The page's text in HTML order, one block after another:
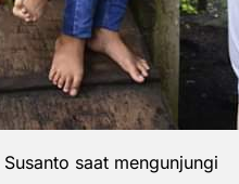
saat mengunjungi